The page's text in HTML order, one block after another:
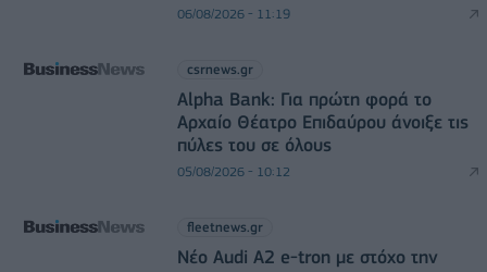
06/08/2026 - 11:19
csrnews.gr
Alpha Bank: Για πρώτη φορά το
Αρχαίο Θέατρο Επιδαύρου άνοιξε τις
πύλες του σε όλους
05/08/2026 - 10:12
fleetnews.gr
Νέο Audi A2 e-tron με στόχο την